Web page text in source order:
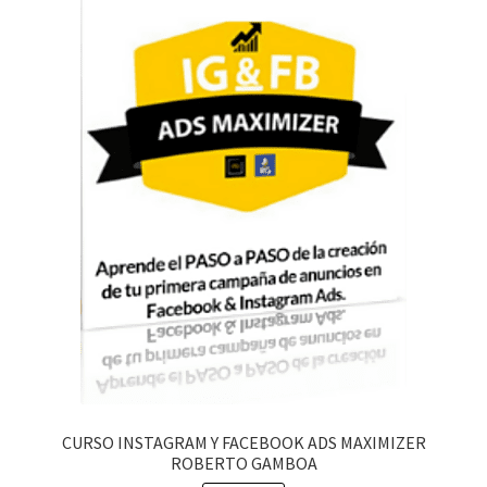
CURSO INSTAGRAM Y FACEBOOK ADS MAXIMIZER
ROBERTO GAMBOA